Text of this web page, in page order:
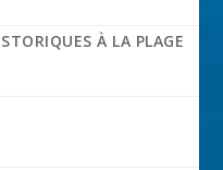
À LA PLAGE